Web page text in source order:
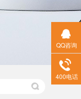
QQ咨询
400电话